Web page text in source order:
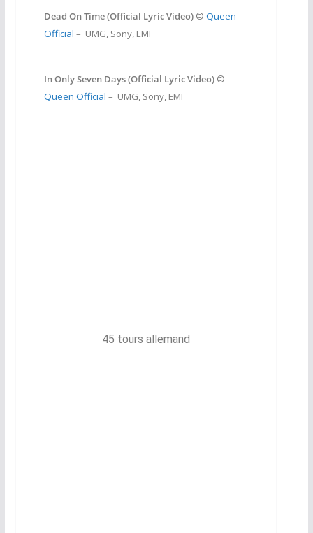
Dead On Time (Official Lyric Video)© Queen
Official – UMG, Sony, EMI
In Only Seven Days (Official Lyric Video)©
Queen Official – UMG, Sony, EMI
45 tours allemand